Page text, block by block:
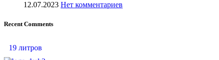
12.07.2023 Нет комментариев
Recent Comments
19 литров